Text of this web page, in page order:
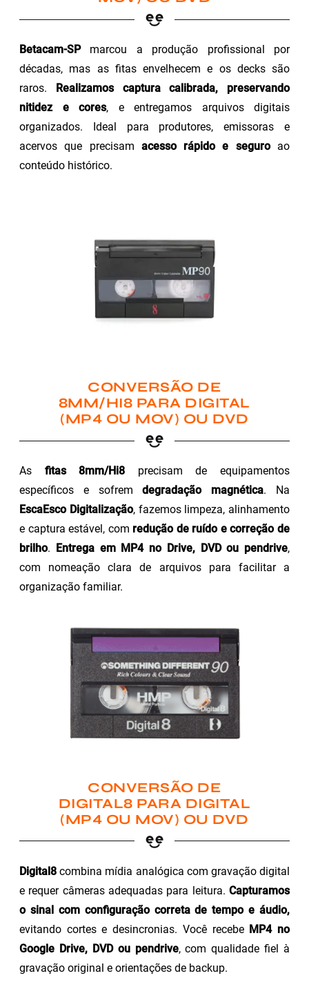
Betacam-SPmarcou a produção profissional por
décadas, mas as fitas envelhecem e os decks são
raros.
Realizamos captura calibrada, preservando
nitidez e cores, e entregamos arquivos digitais
organizados. Ideal para produtores, emissoras e
acervos que precisam acesso rápido e seguroao
conteúdo histórico.
CONVERSÃO DE
8MM/HI8 PARA DIGITAL
(MP4 OU MOV) OU DVD
As fitas 8mm/Hi8 precisam de equipamentos
específicos e sofremdegradação magnética. Na
EscaEsco Digitalização, fazemos limpeza, alinhamento
e captura estável, com redução de ruído e correção de
brilho. Entrega em MP4 no Drive, DVD ou pendrive,
com nomeação clara de arquivos para facilitar a
organização familiar.
CONVERSÃO DE
DIGITAL8 PARA DIGITAL
(MP4 OU MOV) OU DVD
Digital8 combina mídia analógica com gravação digital
e requer câmeras adequadas para leitura. Capturamos
o sinal com configuração correta de tempo e áudio,
evitando cortes e desincronias. Você recebe MP4 no
Google Drive, DVD ou pendrive, com qualidade fiel à
gravação original e orientações de backup.